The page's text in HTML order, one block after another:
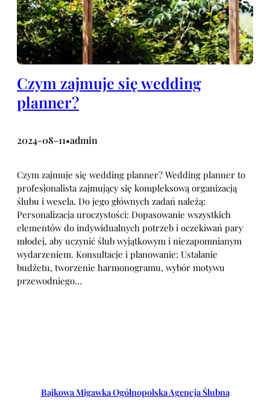
Czym zajmuje się wedding
planner?
2024-08-11•admin
Czym zajmuje się wedding planner? Wedding planner to
profesjonalista zajmujący się kompleksową organizacją
ślubu i wesela. Do jego głównych zadań należą:
Personalizacja uroczystości: Dopasowanie wszystkich
elementów do indywidualnych potrzeb i oczekiwań pary
młodej, aby uczynić ślub wyjątkowym i niezapomnianym
wydarzeniem. Konsultacje i planowanie: Ustalanie
budżetu, tworzenie harmonogramu, wybór motywu
przewodniego…
Bajkowa Migawka Ogólnopolska Agencja Ślubna